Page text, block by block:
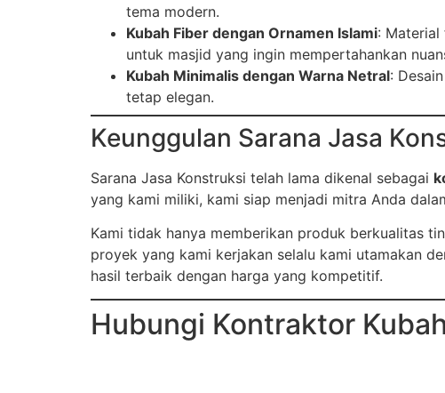
tema modern.
Kubah Fiber dengan Ornamen Islami: Material
untuk masjid yang ingin mempertahankan
Kubah Minimalis dengan Warna Netral:
tetap elegan.
Keunggulan Sarana Jasa
Sarana Jasa Konstruksi telah lama dikenal sebagai
yang kami miliki, kami siap menjadi mitra Anda
Kami tidak hanya memberikan produk berkualitas
proyek yang kami kerjakan selalu kami utamakan
hasil terbaik dengan harga yang kompetitif.
Hubungi Kontraktor